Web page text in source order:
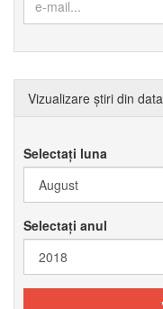
Vizualizare știri din data
Selectați luna
Selectați anul